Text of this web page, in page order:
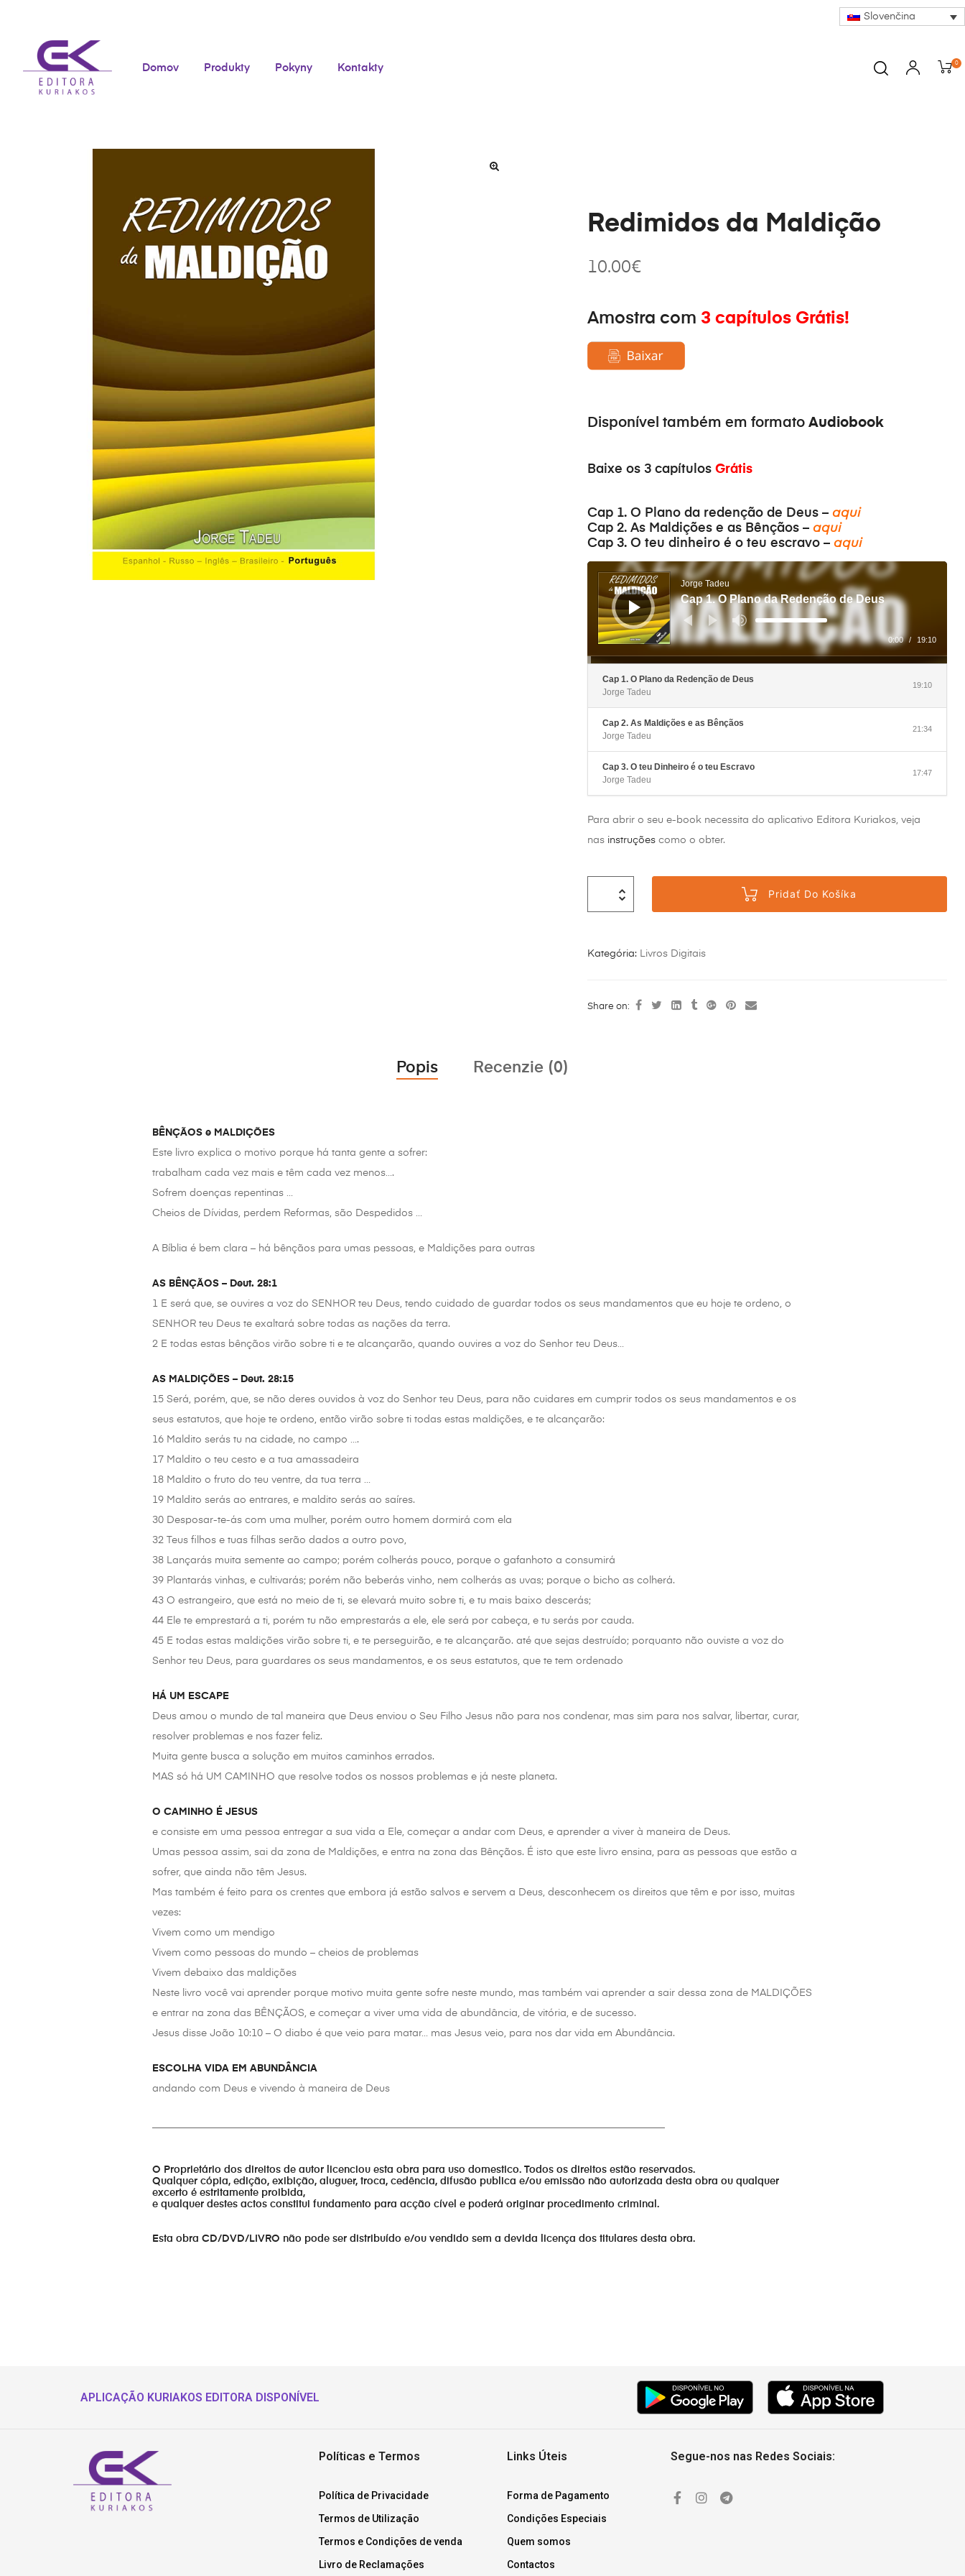
Slovenčina
Domov Produkty Pokyny Kontakty 0
Redimidos da Maldição
10.00€
Amostra com 3 capítulos Grátis!
Disponível também em formato Audiobook
Baixe os 3 capítulos Grátis
Cap 1. O Plano da redenção de Deus – aqui
Cap 2. As Maldições e as Bênçãos – aqui
Cap 3. O teu dinheiro é o teu escravo – aqui
Audio
prehrávač
Jorge Tadeu
Cap 1. O Plano da Redenção de Deus
Pomocou
šípok
hore/dole
zvýšite
alebo
znížite
0:00 / 19:10
Cap 1. O Plano da Redenção de Deus
Jorge Tadeu
19:10
Cap 2. As Maldições e as Bênçãos
Jorge Tadeu
21:34
Cap 3. O teu Dinheiro é o teu Escravo
Jorge Tadeu
17:47
Para abrir o seu e-book necessita do aplicativo Editora Kuriakos, veja
nas instruçõescomo o obter.
Pridať Do Košíka
Kategória: Livros Digitais
Share on:
Popis Recenzie (0)
BÊNÇÃOS e MALDIÇÕES
Este livro explica o motivo porque há tanta gente a sofrer:
trabalham cada vez mais e têm cada vez menos….
Sofrem doenças repentinas …
Cheios de Dívidas, perdem Reformas, são Despedidos …
A Bíblia é bem clara – há bênçãos para umas pessoas, e Maldições para outras
AS BÊNÇÃOS – Deut. 28:1
1 E será que, se ouvires a voz do SENHOR teu Deus, tendo cuidado de guardar todos os seus mandamentos que eu hoje te ordeno, o
SENHOR teu Deus te exaltará sobre todas as nações da terra.
2 E todas estas bênçãos virão sobre ti e te alcançarão, quando ouvires a voz do Senhor teu Deus…
AS MALDIÇÕES – Deut. 28:15
15 Será, porém, que, se não deres ouvidos à voz do Senhor teu Deus, para não cuidares em cumprir todos os seus mandamentos e os
seus estatutos, que hoje te ordeno, então virão sobre ti todas estas maldições, e te alcançarão:
16 Maldito serás tu na cidade, no campo ….
17 Maldito o teu cesto e a tua amassadeira
18 Maldito o fruto do teu ventre, da tua terra …
19 Maldito serás ao entrares, e maldito serás ao saíres.
30 Desposar-te-ás com uma mulher, porém outro homem dormirá com ela
32 Teus filhos e tuas filhas serão dados a outro povo,
38 Lançarás muita semente ao campo; porém colherás pouco, porque o gafanhoto a consumirá
39 Plantarás vinhas, e cultivarás; porém não beberás vinho, nem colherás as uvas; porque o bicho as colherá.
43 O estrangeiro, que está no meio de ti, se elevará muito sobre ti, e tu mais baixo descerás;
44 Ele te emprestará a ti, porém tu não emprestarás a ele, ele será por cabeça, e tu serás por cauda.
45 E todas estas maldições virão sobre ti, e te perseguirão, e te alcançarão. até que sejas destruído; porquanto não ouviste a voz do
Senhor teu Deus, para guardares os seus mandamentos, e os seus estatutos, que te tem ordenado
HÁ UM ESCAPE
Deus amou o mundo de tal maneira que Deus enviou o Seu Filho Jesus não para nos condenar, mas sim para nos salvar, libertar, curar,
resolver problemas e nos fazer feliz.
Muita gente busca a solução em muitos caminhos errados.
MAS só há UM CAMINHO que resolve todos os nossos problemas e já neste planeta.
O CAMINHO É JESUS
e consiste em uma pessoa entregar a sua vida a Ele, começar a andar com Deus, e aprender a viver à maneira de Deus.
Umas pessoa assim, sai da zona de Maldições, e entra na zona das Bênçãos. É isto que este livro ensina, para as pessoas que estão a
sofrer, que ainda não têm Jesus.
Mas também é feito para os crentes que embora já estão salvos e servem a Deus, desconhecem os direitos que têm e por isso, muitas
vezes:
Vivem como um mendigo
Vivem como pessoas do mundo – cheios de problemas
Vivem debaixo das maldições
Neste livro você vai aprender porque motivo muita gente sofre neste mundo, mas também vai aprender a sair dessa zona de MALDIÇÕES
e entrar na zona das BÊNÇÃOS, e começar a viver uma vida de abundância, de vitória, e de sucesso.
Jesus disse João 10:10 – O diabo é que veio para matar… mas Jesus veio, para nos dar vida em Abundância.
ESCOLHA VIDA EM ABUNDÂNCIA
andando com Deus e vivendo à maneira de Deus
O Proprietário dos direitos de autor licenciou esta obra para uso domestico. Todos os direitos estão reservados.
Qualquer cópia, edição, exibição, aluguer, troca, cedência, difusão publica e/ou emissão não autorizada desta obra ou qualquer
excerto é estritamente proibida,
e qualquer destes actos constitui fundamento para acção cível e poderá originar procedimento criminal.
Esta obra CD/DVD/LIVRO não pode ser distribuído e/ou vendido sem a devida licença dos titulares desta obra.
APLICAÇÃO KURIAKOS EDITORA DISPONÍVEL
Políticas e Termos
Política de Privacidade
Termos de Utilização
Termos e Condições de venda
Livro de Reclamações
Links Úteis
Forma de Pagamento
Condições Especiais
Quem somos
Contactos
Segue-nos nas Redes Sociais: